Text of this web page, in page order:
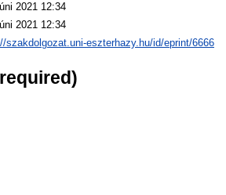
2021 12:34
2021 12:34
szakdolgozat.uni-eszterhazy.hu/id/eprint/6666